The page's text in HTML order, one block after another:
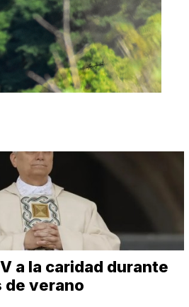
a la caridad durante
de verano